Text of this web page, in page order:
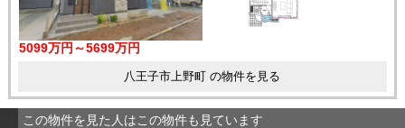
5099万円～5699万円
八王子市上野町 の物件を見る
この物件を見た人はこの物件も見ています